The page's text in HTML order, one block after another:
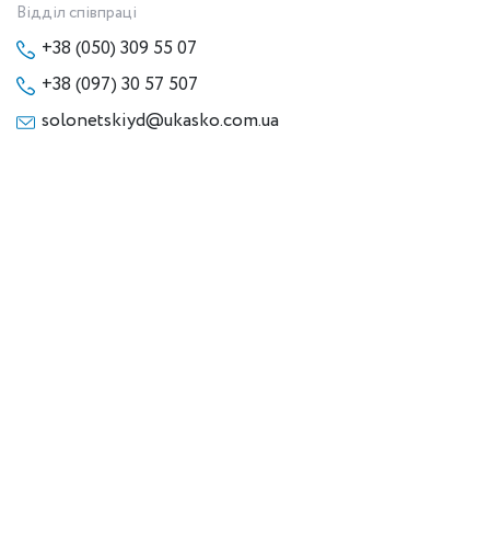
Відділ співпраці
+38 (050) 309 55 07
+38 (097) 30 57 507
solonetskiyd@ukasko.com.ua